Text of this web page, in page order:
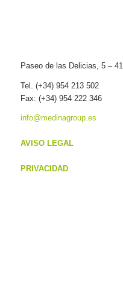
Paseo de las Delicias, 5 –
Tel. (+34) 954 213 502
Fax: (+34) 954 222 346
info@medinagroup.es
AVISO LEGAL
PRIVACIDAD